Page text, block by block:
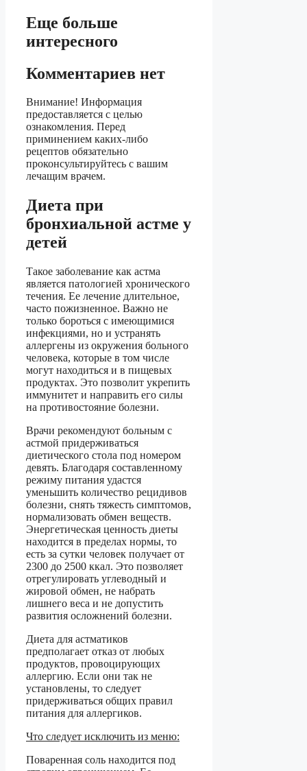
Еще больше
интересного
Комментариев нет
Внимание! Информация
предоставляется с целью
ознакомления. Перед
приминением каких-либо
рецептов обязательно
проконсультируйтесь с вашим
лечащим врачем.
Диета при
бронхиальной астме у
детей
Такое заболевание как астма
является патологией хронического
течения. Ее лечение длительное,
часто пожизненное. Важно не
только бороться с имеющимися
инфекциями, но и устранять
аллергены из окружения больного
человека, которые в том числе
могут находиться и в пищевых
продуктах. Это позволит укрепить
иммунитет и направить его силы
на противостояние болезни.
Врачи рекомендуют больным с
астмой придерживаться
диетического стола под номером
девять. Благодаря составленному
режиму питания удастся
уменьшить количество рецидивов
болезни, снять тяжесть симптомов,
нормализовать обмен веществ.
Энергетическая ценность диеты
находится в пределах нормы, то
есть за сутки человек получает от
2300 до 2500 ккал. Это позволяет
отрегулировать углеводный и
жировой обмен, не набрать
лишнего веса и не допустить
развития осложнений болезни.
Диета для астматиков
предполагает отказ от любых
продуктов, провоцирующих
аллергию. Если они так не
установлены, то следует
придерживаться общих правил
питания для аллергиков.
Что следует исключить из меню:
Поваренная соль находится под